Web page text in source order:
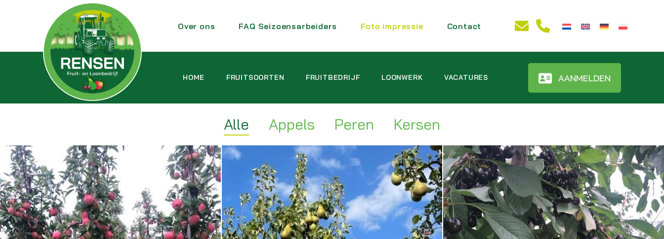
Over ons FAQ Seizoensarbeiders Foto impressie Contact
HOME FRUITSOORTEN FRUITBEDRIJF LOONWERK VACATURES AANMELDEN
Alle Appels Peren Kersen